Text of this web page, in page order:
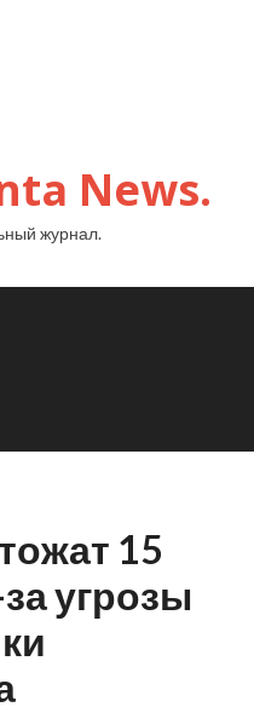
News.
журнал.
15
угрозы